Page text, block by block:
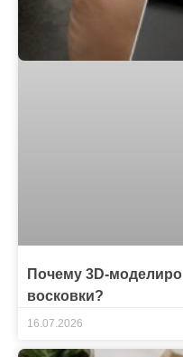
Почему 3D-
восковки?
16.07.2026